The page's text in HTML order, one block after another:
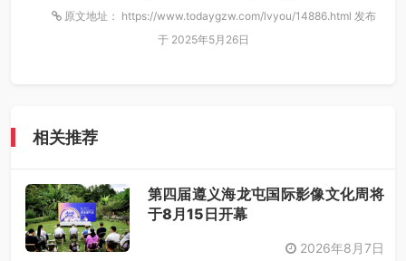
原文地址： https://www.todaygzw.com/lvyou/14886.html 发布
于 2025年5月26日
相关推荐
第四届遵义海龙屯国际影像文化周将
于8月15日开幕
2026年8月7日